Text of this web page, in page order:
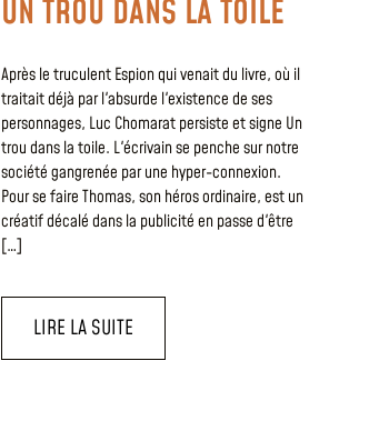
UN TROU DANS LA TOILE
Après le truculent Espion qui venait du livre, où il
traitait déjà par l'absurde l'existence de ses
personnages, Luc Chomarat persiste et signe Un
trou dans la toile. L'écrivain se penche sur notre
société gangrenée par une hyper-connexion.
Pour se faire Thomas, son héros ordinaire, est un
créatif décalé dans la publicité en passe d'être
[…]
LIRE LA SUITE